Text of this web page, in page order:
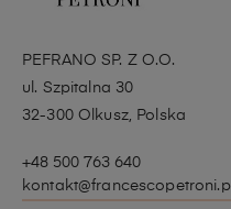
PEFRANO SP. Z O.O.
ul. Szpitalna 30
32-300 Olkusz, Polska
+48 500 763 640
kontakt@francescopetroni.pl